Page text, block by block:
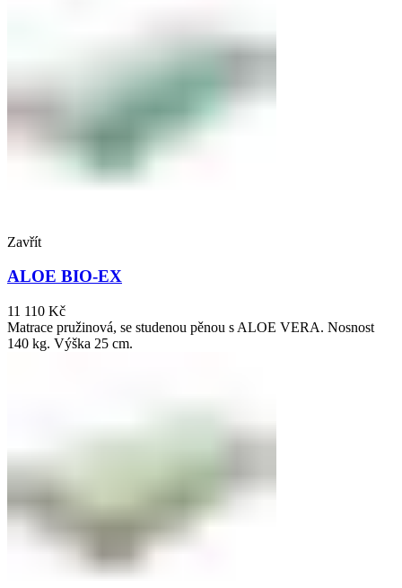
Zavřít
ALOE BIO-EX
11 110 Kč
Matrace pružinová, se studenou pěnou s ALOE VERA. Nosnost
140 kg. Výška 25 cm.